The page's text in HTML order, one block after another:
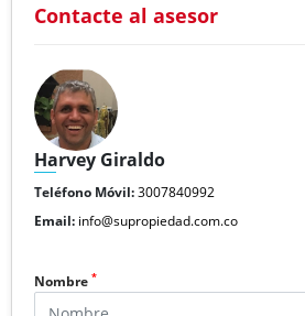
Contacte al asesor
Harvey Giraldo
Teléfono Móvil:3007840992
Email: info@supropiedad.com.co
Nombre *